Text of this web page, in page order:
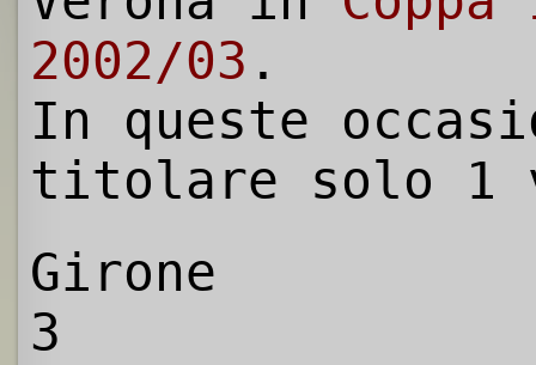
2002/03 .
In queste
titolare solo 1
Girone
3